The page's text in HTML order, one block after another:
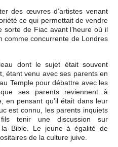
des œuvres d’artistes venant
ce qui permettait de vendre
sorte de Fiac avant l’heure où il
comme concurrente de Londres
dont le sujet était souvent
étant venu avec ses parents en
Temple pour débattre avec les
ses parents reviennent à
en pensant qu’il était dans leur
est connu, les parents inquiets
tenir une discussion sur
la Bible. Le jeune à égalité de
de la culture juive.